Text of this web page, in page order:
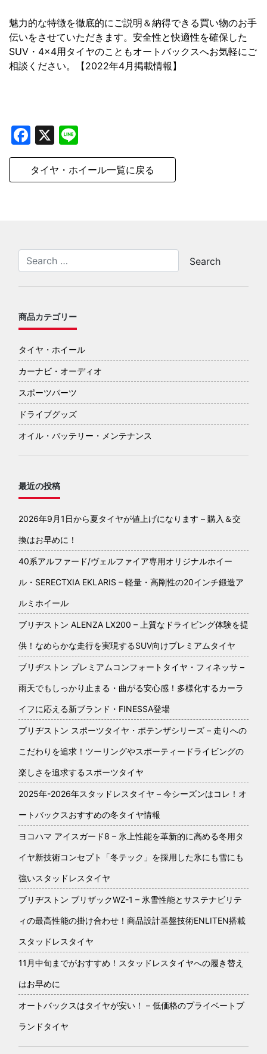
魅力的な特徴を徹底的にご説明＆納得できる買い物のお手
伝いをさせていただきます。安全性と快適性を確保した
SUV・4×4用タイヤのこともオートバックスへお気軽にご
相談ください。【2022年4月掲載情報】
Facebook
X
タイヤ・ホイール一覧に戻る
商品カテゴリー
タイヤ・ホイール
カーナビ・オーディオ
スポーツパーツ
ドライブグッズ
オイル・バッテリー・メンテナンス
最近の投稿
2026年9月1日から夏タイヤが値上げになります – 購入＆交
換はお早めに！
40系アルファード/ヴェルファイア専用オリジナルホイー
ル・SERECTXIA EKLARIS – 軽量・高剛性の20インチ鍛造ア
ルミホイール
ブリヂストン ALENZA LX200 – 上質なドライビング体験を提
供！なめらかな走行を実現するSUV向けプレミアムタイヤ
ブリヂストン プレミアムコンフォートタイヤ・フィネッサ –
雨天でもしっかり止まる・曲がる安心感！多様化するカーラ
イフに応える新ブランド・FINESSA登場
ブリヂストン スポーツタイヤ・ポテンザシリーズ – 走りへの
こだわりを追求！ツーリングやスポーティードライビングの
楽しさを追求するスポーツタイヤ
2025年-2026年スタッドレスタイヤ – 今シーズンはコレ！オ
ートバックスおすすめの冬タイヤ情報
ヨコハマ アイスガード8 – 氷上性能を革新的に高める冬用タ
イヤ新技術コンセプト「冬テック」を採用した氷にも雪にも
強いスタッドレスタイヤ
ブリヂストン ブリザックWZ-1 – 氷雪性能とサステナビリテ
ィの最高性能の掛け合わせ！商品設計基盤技術ENLITEN搭載
スタッドレスタイヤ
11月中旬までがおすすめ！スタッドレスタイヤへの履き替え
はお早めに
オートバックスはタイヤが安い！ – 低価格のプライベートブ
ランドタイヤ